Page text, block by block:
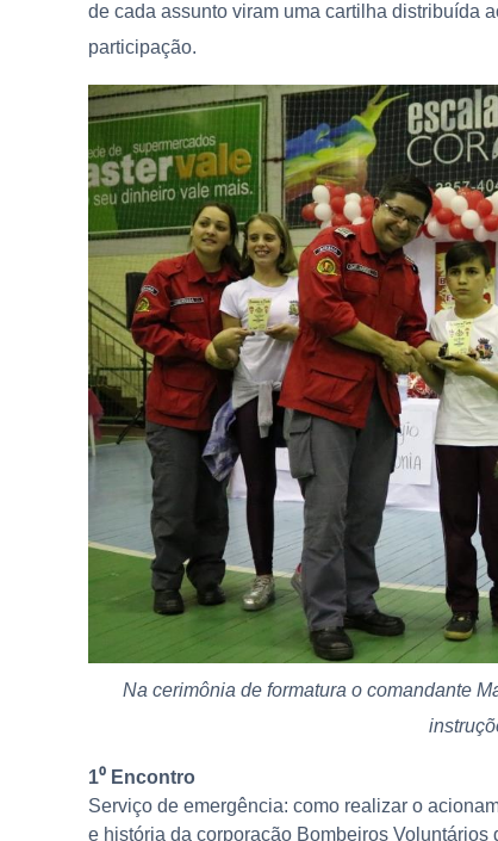
de cada assunto viram uma cartilha distribuída
participação.
Na cerimônia de formatura o comandante
1⁰ Encontro
Serviço de emergência: como realizar o
e história da corporação Bombeiros Voluntários